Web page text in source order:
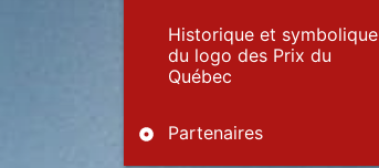
Historique et symbolique
du logo des Prix du
Québec
Partenaires